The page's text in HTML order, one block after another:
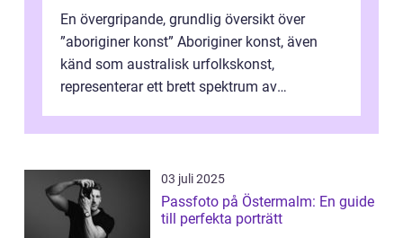
En övergripande, grundlig översikt över
”aboriginer konst” Aboriginer konst, även
känd som australisk urfolkskonst,
representerar ett brett spektrum av
03 juli 2025
Passfoto på Östermalm: En guide
till perfekta porträtt